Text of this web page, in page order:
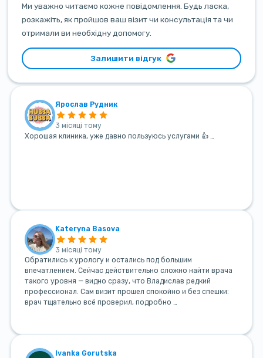
Ми уважно читаємо кожне повідомлення. Будь ласка,
розкажіть, як пройшов ваш візит чи консультація та чи
отримали ви необхідну допомогу.
Залишити відгук
Ярослав Рудник
3 місяці тому
Хорошая клиника, уже давно пользуюсь услугами 👍 …
Kateryna Basova
3 місяці тому
Обратились к урологу и остались под большим
впечатлением. Сейчас действительно сложно найти врача
такого уровня — видно сразу, что Владислав редкий
профессионал. Сам визит прошел спокойно и без спешки:
врач тщательно всё проверил, подробно …
Ivanka Gorutska